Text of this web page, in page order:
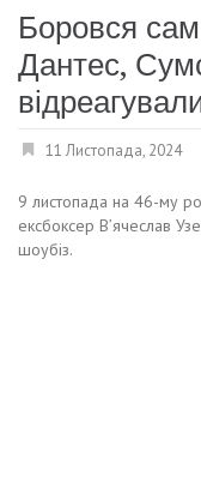
Боровся
Дантес,
11 Листопада, 2024
9 листопада на 46-му
ексбоксер В’ячеслав
шоубіз.